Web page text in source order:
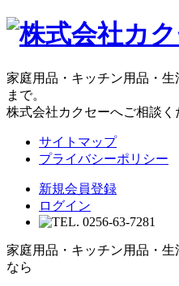
家庭用品・キッチン用品・
まで。
株式会社カクセーへご相談く
サイトマップ
プライバシーポリシー
新規会員登録
ログイン
家庭用品・キッチン用品・
なら